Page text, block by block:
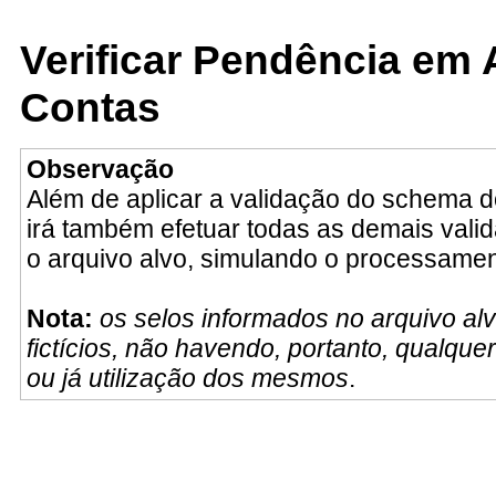
Verificar Pendência em
Contas
Observação
Além de aplicar a validação do schema
irá também efetuar todas as demais
o arquivo alvo, simulando o
Nota: os selos informados no arquivo
fictícios, não havendo, portanto,
ou já utilização dos mesmos.